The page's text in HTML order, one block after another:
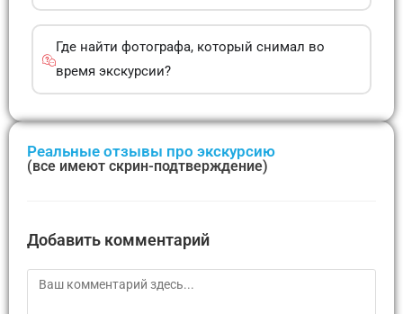
Где найти фотографа, который снимал во
время экскурсии?
Реальные отзывы про экскурсию
(все имеют скрин-подтверждение)
Добавить комментарий